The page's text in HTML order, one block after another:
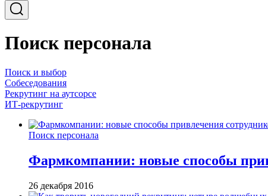
Поиск персонала
Поиск и выбор
Собеседования
Рекрутинг на аутсорсе
ИТ-рекрутинг
Поиск персонала
Фармкомпании: новые способы
26 декабря 2016